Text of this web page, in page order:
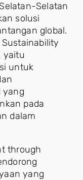
Selatan
solusi
global.
yaitu
untuk
yang
pada
dalam
through
yang